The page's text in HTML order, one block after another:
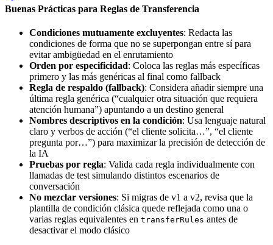
Buenas Prácticas para Reglas de Transferencia
Condiciones mutuamente excluyentes: Redacta las
condiciones de forma que no se superpongan entre sí para
evitar ambigüedad en el enrutamiento
Orden por especificidad: Coloca las reglas más específicas
primero y las más genéricas al final como fallback
Regla de respaldo (fallback): Considera añadir siempre una
última regla genérica (“cualquier otra situación que requiera
atención humana”) apuntando a un destino general
Nombres descriptivos en la condición: Usa lenguaje natural
claro y verbos de acción (“el cliente solicita…”, “el cliente
pregunta por…”) para maximizar la precisión de detección de
la IA
Pruebas por regla: Valida cada regla individualmente con
llamadas de test simulando distintos escenarios de
conversación
No mezclar versiones: Si migras de v1 a v2, revisa que la
plantilla de condición clásica quede reflejada como una o
varias reglas equivalentes en transferRules antes de
desactivar el modo clásico